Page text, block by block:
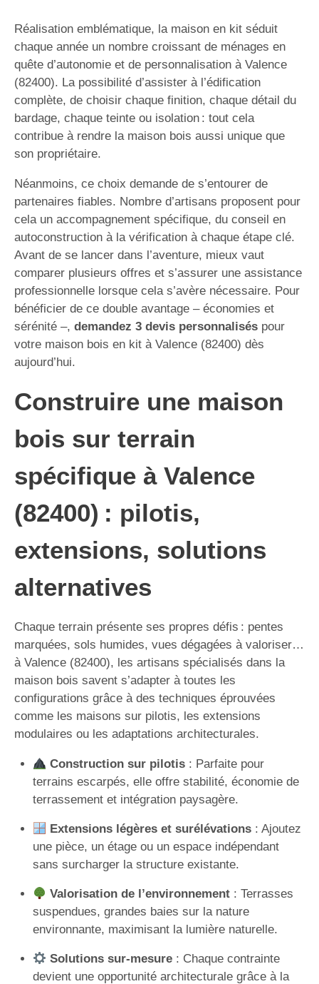
Réalisation emblématique, la maison en kit séduit
chaque année un nombre croissant de ménages en
quête d’autonomie et de personnalisation à Valence
(82400). La possibilité d’assister à l’édification
complète, de choisir chaque finition, chaque détail du
bardage, chaque teinte ou isolation : tout cela
contribue à rendre la maison bois aussi unique que
son propriétaire.
Néanmoins, ce choix demande de s’entourer de
partenaires fiables. Nombre d’artisans proposent pour
cela un accompagnement spécifique, du conseil en
autoconstruction à la vérification à chaque étape clé.
Avant de se lancer dans l’aventure, mieux vaut
comparer plusieurs offres et s’assurer une assistance
professionnelle lorsque cela s’avère nécessaire. Pour
bénéficier de ce double avantage – économies et
sérénité –, demandez 3 devis personnalisés pour
votre maison bois en kit à Valence (82400) dès
aujourd’hui.
Construire une maison
bois sur terrain
spécifique à Valence
(82400) : pilotis,
extensions, solutions
alternatives
Chaque terrain présente ses propres défis : pentes
marquées, sols humides, vues dégagées à valoriser…
à Valence (82400), les artisans spécialisés dans la
maison bois savent s’adapter à toutes les
configurations grâce à des techniques éprouvées
comme les maisons sur pilotis, les extensions
modulaires ou les adaptations architecturales.
Construction sur pilotis: Parfaite pour
terrains escarpés, elle offre stabilité, économie de
terrassement et intégration paysagère.
Extensions légères et surélévations: Ajoutez
une pièce, un étage ou un espace indépendant
sans surcharger la structure existante.
Valorisation de l’environnement: Terrasses
suspendues, grandes baies sur la nature
environnante, maximisant la lumière naturelle.
Solutions sur-mesure: Chaque contrainte
devient une opportunité architecturale grâce à la